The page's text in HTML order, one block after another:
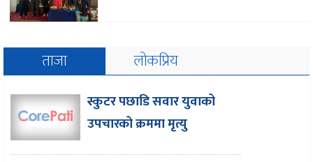
ताजा लोकप्रिय
स्कुटर पछाडि सवार युवाको
उपचारको क्रममा मृत्यु